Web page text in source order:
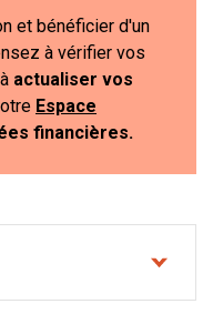
et bénéficier d'un
à vérifier vos
actualiser vos
Espace
financières.